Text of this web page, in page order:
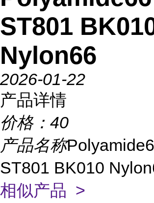
ST801
Nylon66
2026-01-22
产品详情
价格： 40
产品名称
ST801 BK010
相似产品 >